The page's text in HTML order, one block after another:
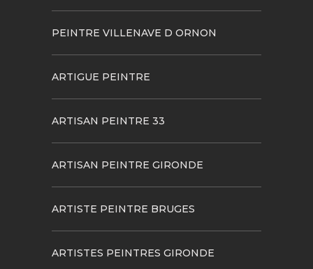
PEINTRE VILLENAVE D ORNON
ARTIGUE PEINTRE
ARTISAN PEINTRE 33
ARTISAN PEINTRE GIRONDE
ARTISTE PEINTRE BRUGES
ARTISTES PEINTRES GIRONDE